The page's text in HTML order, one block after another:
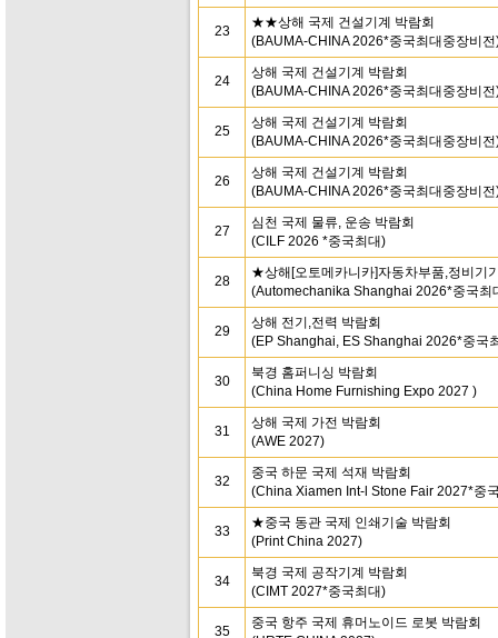
23
★★상해 국제 건설기계 박람회
(BAUMA-CHINA 2026*중국최대중장비전
24
상해 국제 건설기계 박람회
(BAUMA-CHINA 2026*중국최대중장비전
25
상해 국제 건설기계 박람회
(BAUMA-CHINA 2026*중국최대중장비전
26
상해 국제 건설기계 박람회
(BAUMA-CHINA 2026*중국최대중장비전
27
심천 국제 물류, 운송 박람회
(CILF 2026 *중국최대)
28
★상해[오토메카니카]자동차부품,정비기
(Automechanika Shanghai 2026*중국최
29
상해 전기,전력 박람회
(EP Shanghai, ES Shanghai 2026*중국
30
북경 홈퍼니싱 박람회
(China Home Furnishing Expo 2027 )
31
상해 국제 가전 박람회
(AWE 2027)
32
중국 하문 국제 석재 박람회
(China Xiamen Int-l Stone Fair 2027*중
33
★중국 동관 국제 인쇄기술 박람회
(Print China 2027)
34
북경 국제 공작기계 박람회
(CIMT 2027*중국최대)
35
중국 항주 국제 휴머노이드 로봇 박람회